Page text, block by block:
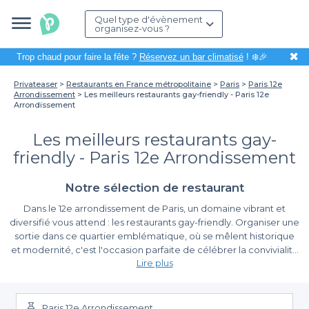
Quel type d'évènement
organisez-vous ?
Trop chaud pour faire la fête ? Réservez un bar climatisé! ❄️🎉 ✖
Privateaser Restaurants en France métropolitaine Paris
Paris 12e
Arrondissement
Les meilleurs restaurants gay-friendly - Paris 12e
Arrondissement
Les meilleurs restaurants gay-
friendly - Paris 12e Arrondissement
Notre sélection de restaurant
Dans le 12e arrondissement de Paris, un domaine vibrant et
diversifié vous attend : les restaurants gay-friendly. Organiser une
sortie dans ce quartier emblématique, où se mêlent historique
et modernité, c'est l'occasion parfaite de célébrer la convivialité
et l'ouverture d'esprit au travers d'une cuisine savoureuse et
atmosphère festive pour un repas entre amis ou d'un cadre
chaleureux pour un rendez-vous, le 12e arrondissement saura
Profitez d’une multitude de choix
Lire plus